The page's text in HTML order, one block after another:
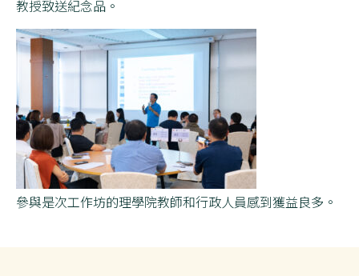
教授致送紀念品。
參與是次工作坊的理學院教師和行政人員感到獲益良多。